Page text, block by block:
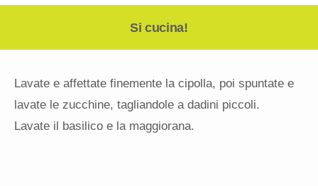
Si cucina!
Lavate e affettate finemente la cipolla, poi spuntate e
lavate le zucchine, tagliandole a dadini piccoli.
Lavate il basilico e la maggiorana.